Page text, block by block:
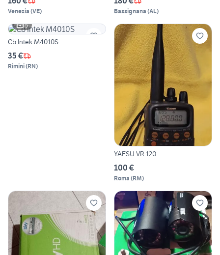
Venezia (VE) Bassignana (AL)
5
Cb Intek M4010S
35 €
Rimini(RN)
YAESU VR 120
100 €
Roma (RM)